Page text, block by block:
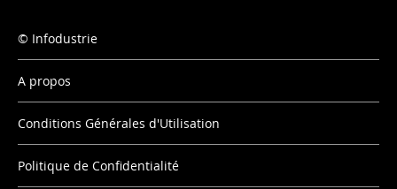
Infodustrie
A propos
Conditions Générales d'Utilisation
Politique de Confidentialité